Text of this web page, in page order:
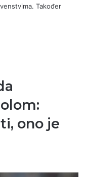
Također
ono je